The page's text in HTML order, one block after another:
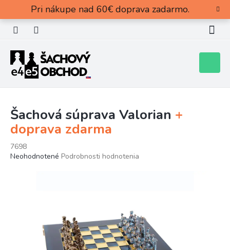
obsah
Pri nákupe nad 60€ doprava zadarmo.
košík
Šachová súprava Valorian +
doprava zdarma
7698
Priemerné
hviezdičiek.
Neohodnotené Podrobnosti hodnotenia